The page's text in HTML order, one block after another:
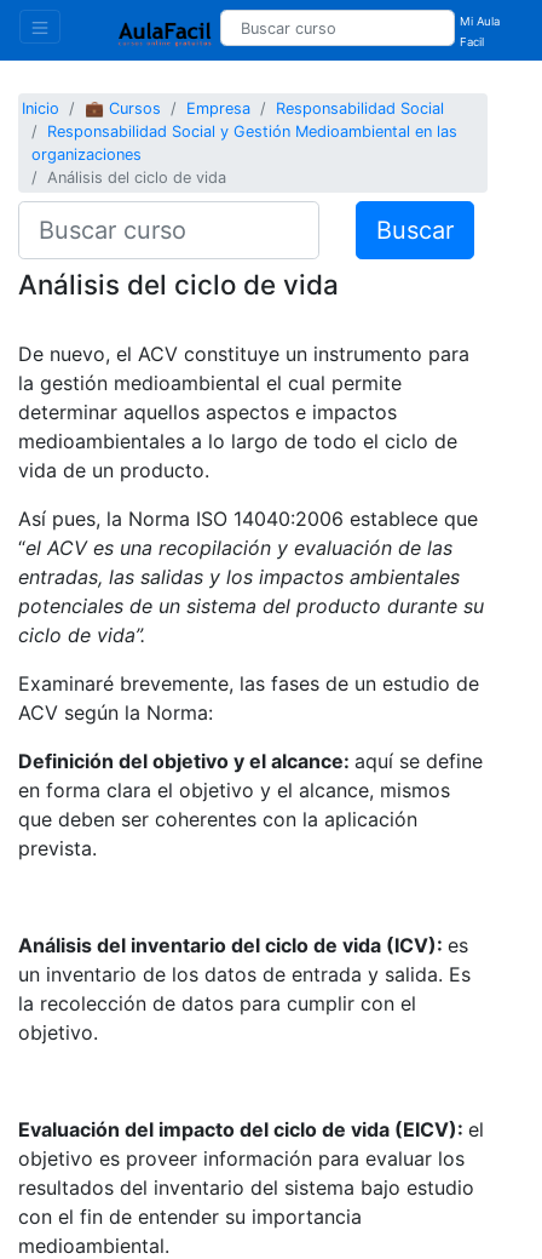
Mi Aula
Facil
Inicio 💼 Cursos Empresa
Responsabilidad Social
Responsabilidad Social y Gestión Medioambiental en las
organizaciones
Análisis del ciclo de vida
Buscar
Análisis del ciclo de vida
De nuevo, el ACV constituye un instrumento para
la gestión medioambiental el cual permite
determinar aquellos aspectos e impactos
medioambientales a lo largo de todo el ciclo de
vida de un producto.
Así pues, la Norma ISO 14040:2006 establece que
“el ACV es una recopilación y evaluación de las
entradas, las salidas y los impactos ambientales
potenciales de un sistema del producto durante su
ciclo de vida”.
Examinaré brevemente, las fases de un estudio de
ACV según la Norma:
Definición del objetivo y el alcance: aquí se define
en forma clara el objetivo y el alcance, mismos
que deben ser coherentes con la aplicación
prevista.
Análisis del inventario del ciclo de vida (ICV): es
un inventario de los datos de entrada y salida. Es
la recolección de datos para cumplir con el
objetivo.
Evaluación del impacto del ciclo de vida (EICV): el
objetivo es proveer información para evaluar los
resultados del inventario del sistema bajo estudio
con el fin de entender su importancia
medioambiental.